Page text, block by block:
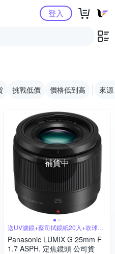
Yahoo購物中心登入
挑戰低價 價格低到高 來源
補貨中
送UV濾鏡+蔡司拭鏡紙20入+吹球拭
筆組
Panasonic LUMIX G 25mm F
1.7 ASPH. 定焦鏡頭 公司貨